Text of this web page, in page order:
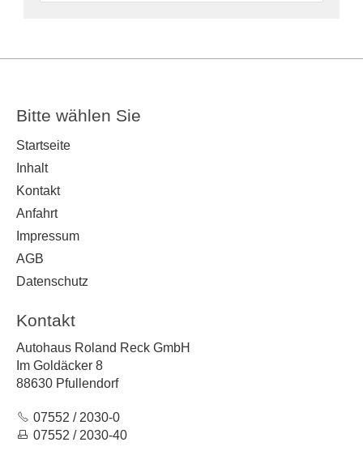
Bitte wählen Sie
Startseite
Inhalt
Kontakt
Anfahrt
Impressum
AGB
Datenschutz
Kontakt
Autohaus Roland Reck GmbH
Im Goldäcker 8
88630 Pfullendorf
07552 / 2030-0
07552 / 2030-40